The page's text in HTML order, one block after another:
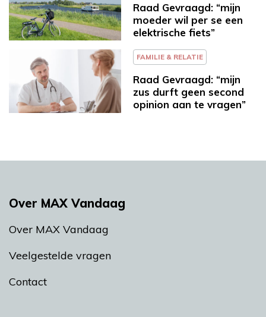
Raad Gevraagd: “mijn
moeder wil per se een
elektrische fiets”
FAMILIE & RELATIE
Raad Gevraagd: “mijn
zus durft geen second
opinion aan te vragen”
Over MAX Vandaag
Over MAX Vandaag
Veelgestelde vragen
Contact